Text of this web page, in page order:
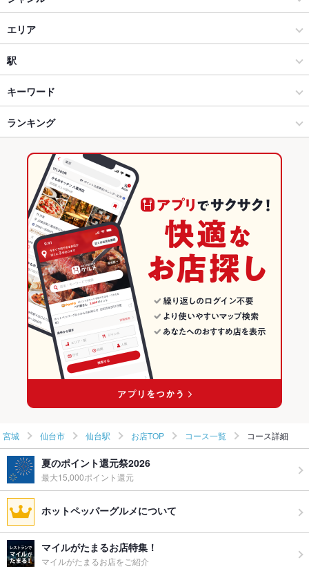
居酒屋
創作
仙台市 × 居酒屋
仙台市 × 創作
仙台駅 × 居酒屋
仙台駅 × 創作
ダイニングバー・バル
和風・創作
仙台市 × ダイニングバー・バル
仙台市 × 和風・創作
仙台駅 × ダイニングバー・バル
仙台駅 × 和風・創作
エリア
仙台駅
仙台駅 × 居酒屋
仙台駅 × 創作
仙台駅 × ダイニングバー・バル
仙台駅 × 和風・創作
宮城 × 居酒屋
宮城 × 創作
宮城 × ダイニングバー・バル
宮城 × 和風・創作
駅
あおば通駅
仙台駅
キーワード
手羽先 からあげ
チャンポン つくね
麻婆豆腐 ジンギスカン
ランキング
宮城のグルメランキング
宮城の居酒屋ランキング
仙台市のグルメランキング
仙台市の居酒屋ランキング
仙台駅のグルメランキング
仙台駅の居酒屋ランキング
宮城 仙台市 仙台駅 お店TOP コース一覧 コース詳細
夏のポイント還元祭2026
最大15,000ポイント還元
ホットペッパーグルメについて
マイルがたまるお店特集！
マイルがたまるお店をご紹介